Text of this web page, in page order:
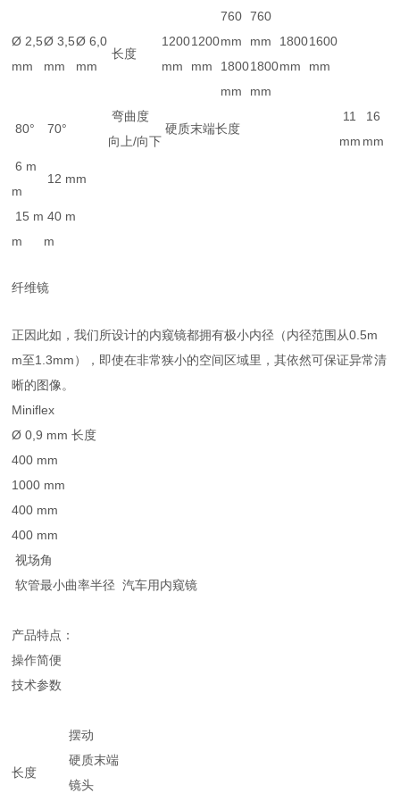
Ø 2,5
mm
Ø 3,5
mm
Ø 6,0
mm
长度
1200
mm
1200
mm
760
mm
1800
mm
760
mm
1800
mm
1800
mm
1600
mm
80° 70°
弯曲度
向上/向下
硬质末端长度
11
mm
16
mm
6 m
m
12 mm
15 m
m
40 m
m
纤维镜
正因此如，我们所设计的内窥镜都拥有极小内径（内径范围从0.5m
m至1.3mm），即使在非常狭小的空间区域里，其依然可保证异常清
晰的图像。
Miniflex
Ø 0,9 mm 长度
400 mm
1000 mm
400 mm
400 mm
视场角
软管最小曲率半径 汽车用内窥镜
产品特点：
操作简便
技术参数
长度
摆动
硬质末端
镜头